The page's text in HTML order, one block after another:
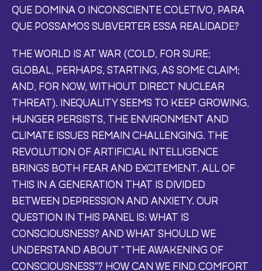
QUE DOMINA O INCONSCIENTE COLETIVO, PARA
QUE POSSAMOS SUBVERTER ESSA REALIDADE?
THE WORLD IS AT WAR (COLD, FOR SURE;
GLOBAL, PERHAPS, STARTING, AS SOME CLAIM;
AND, FOR NOW, WITHOUT DIRECT NUCLEAR
THREAT). INEQUALITY SEEMS TO KEEP GROWING,
HUNGER PERSISTS, THE ENVIRONMENT AND
CLIMATE ISSUES REMAIN CHALLENGING. THE
REVOLUTION OF ARTIFICIAL INTELLIGENCE
BRINGS BOTH FEAR AND EXCITEMENT. ALL OF
THIS IN A GENERATION THAT IS DIVIDED
BETWEEN DEPRESSION AND ANXIETY. OUR
QUESTION IN THIS PANEL IS: WHAT IS
CONSCIOUSNESS? AND WHAT SHOULD WE
UNDERSTAND ABOUT "THE AWAKENING OF
CONSCIOUSNESS"? HOW CAN WE FIND COMFORT